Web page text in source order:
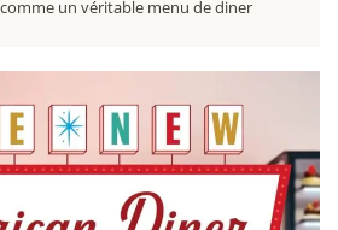
un véritable menu de diner